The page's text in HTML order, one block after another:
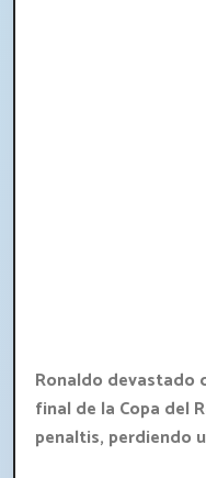
Ronaldo devastado
final de la Copa del
penaltis, perdiendo